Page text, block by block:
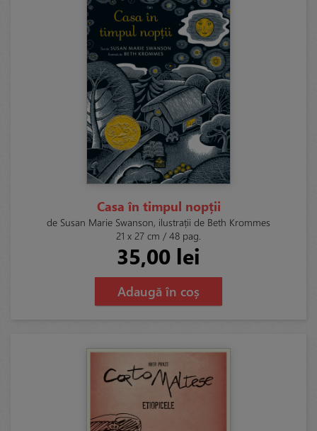
Casa în timpul nopții
de Susan Marie Swanson, ilustrații de Beth Krommes
21 x 27 cm / 48 pag.
35,00 lei
Adaugă în coș